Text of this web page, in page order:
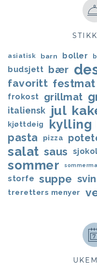
asiatisk barn boller
budsjett bær
favoritt festmat
frokost grillmat
italiensk jul
kjøttdeig kylling
pasta
pizza
salat saus
sommer
storfe suppe svin
treretters menyer